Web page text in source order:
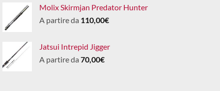
Molix Skirmjan Predator Hunter
A partire da 110,00€
Jatsui Intrepid Jigger
A partire da 70,00€